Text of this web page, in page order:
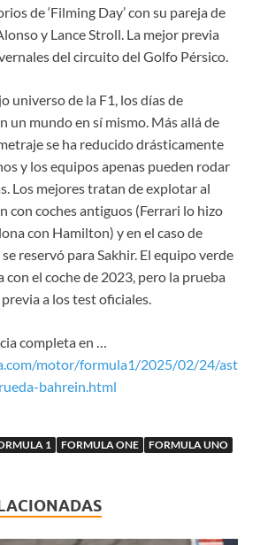
de ‘Filming Day’ con su pareja de
y Lance Stroll. La mejor previa
del circuito del Golfo Pérsico.
universo de la F1, los días de
un mundo en sí mismo. Más allá de
se ha reducido drásticamente
y los equipos apenas pueden rodar
Los mejores tratan de explotar al
con coches antiguos (Ferrari lo hizo
con Hamilton) y en el caso de
reservó para Sakhir. El equipo verde
con el coche de 2023, pero la prueba
a los test oficiales.
completa en …
motor/formula1/2025/02/24/ast
bahrein.html
1 FORMULA ONE FORMULA UNO